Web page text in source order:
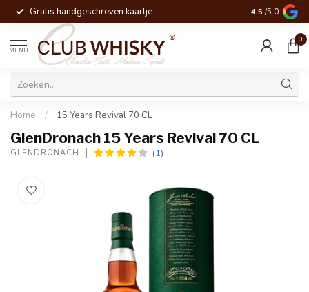
Gratis handgeschreven kaartje Voor 16:00
4.5 /5.0
MENU
0
Home / 15 Years Revival 70 CL
GlenDronach 15 Years Revival 70 CL
GLENDRONACH (1)